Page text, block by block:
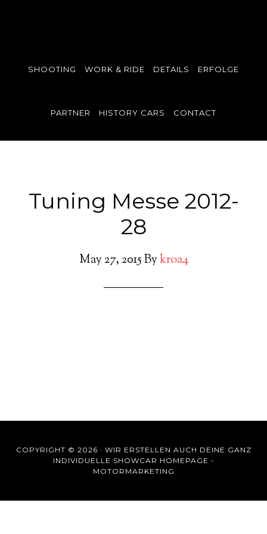
SHOOTING WORK & RIDE DETAILS ERFOLGE
PARTNER HISTORY CARS CONTACT
Tuning Messe 2012-
28
May 27, 2015Bykroa4
COPYRIGHT © 2026 · WIR ERSTELLEN AUCH DEINE GANZ
INDIVIDUELLE SHOWCAR HOMEPAGE -
MOTORMARKETING